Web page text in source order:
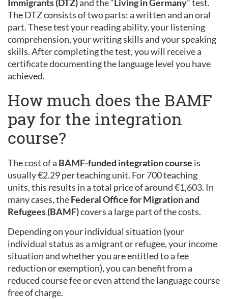
Immigrants (DTZ)and the “ Living in Germany” test.
The DTZ consists of two parts: a written and an oral
part. These test your reading ability, your listening
comprehension, your writing skills and your speaking
skills. After completing the test, you will receive a
certificate documenting the language level you have
achieved.
How much does the BAMF
pay for the integration
course?
The cost of a BAMF-funded integration course is
usually €2.29 per teaching unit. For 700 teaching
units, this results in a total price of around €1,603. In
many cases, theFederal Office for Migration and
Refugees (BAMF)covers a large part of the costs.
Depending on your individual situation (your
individual status as a migrant or refugee, your income
situation and whether you are entitled to a fee
reduction or exemption), you can benefit from a
reduced course fee or even attend the language course
free of charge.